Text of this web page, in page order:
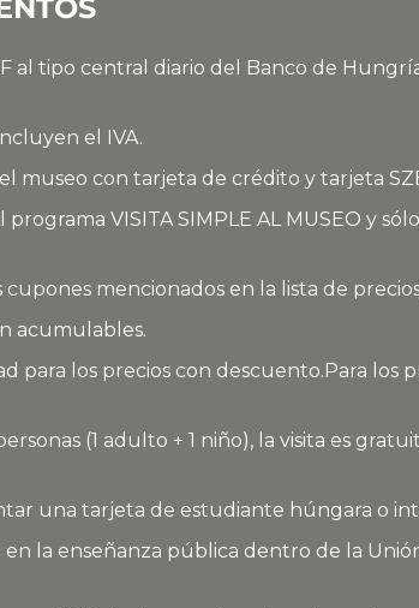
al tipo central diario del Banco de
el IVA.
museo con tarjeta de crédito y tarjeta
VISITA SIMPLE AL MUSEO y
mencionados en la lista de
acumulables.
los precios con descuento.Para los
(1 adulto + 1 niño), la visita es
una tarjeta de estudiante húngara o
la enseñanza pública dentro de la